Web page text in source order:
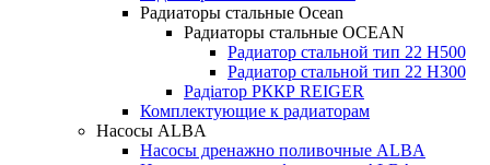
Радиаторы стальные Ocean
Радиаторы стальные OCEAN
Радиатор стальной тип 22 H500
Радиатор стальной тип 22 H300
Радіатор РККР REIGER
Комплектующие к радиаторам
Насосы ALBA
Насосы дренажно поливочные ALBA